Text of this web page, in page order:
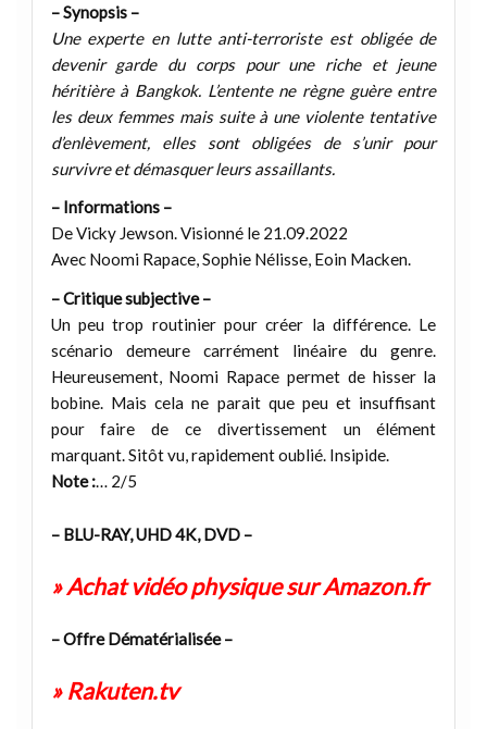
– Synopsis –
Une experte en lutte anti-terroriste est obligée de
devenir garde du corps pour une riche et jeune
héritière à Bangkok. L’entente ne règne guère entre
les deux femmes mais suite à une violente tentative
d’enlèvement, elles sont obligées de s’unir pour
survivre et démasquer leurs assaillants.
– Informations –
De Vicky Jewson. Visionné le 21.09.2022
Avec Noomi Rapace, Sophie Nélisse, Eoin Macken.
– Critique subjective –
Un peu trop routinier pour créer la différence. Le
scénario demeure carrément linéaire du genre.
Heureusement, Noomi Rapace permet de hisser la
bobine. Mais cela ne parait que peu et insuffisant
pour faire de ce divertissement un élément
marquant. Sitôt vu, rapidement oublié. Insipide.
Note :… 2/5
– BLU-RAY, UHD 4K, DVD –
» Achat vidéo physique sur Amazon.fr
– Offre Dématérialisée –
» Rakuten.tv